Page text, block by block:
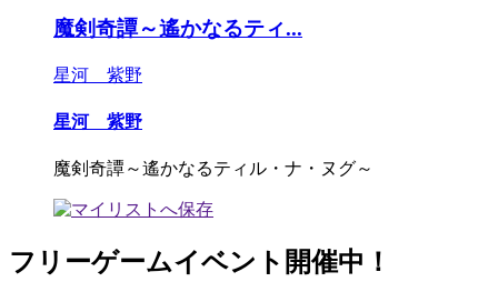
魔剣奇譚～遙かなるティ...
星河 紫野
星河 紫野
魔剣奇譚～遙かなるティル・ナ・ヌグ～
フリーゲームイベント開催中！